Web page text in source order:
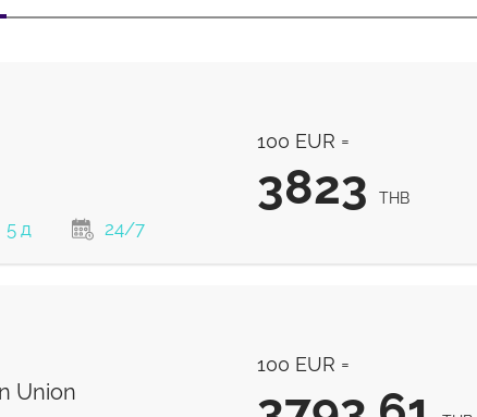
5 д 24/7
100 EUR =
3823 THB
3804
Union
100 EUR =